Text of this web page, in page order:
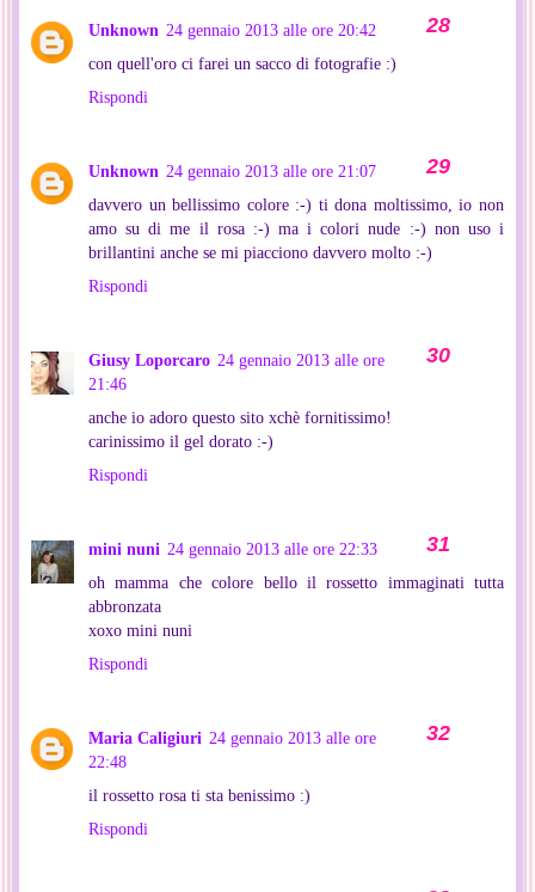
Unknown 24 gennaio 2013 alle ore 20:42
con quell'oro ci farei un sacco di fotografie :)
Rispondi
Unknown 24 gennaio 2013 alle ore 21:07
davvero un bellissimo colore :-) ti dona moltissimo, io non
amo su di me il rosa :-) ma i colori nude :-) non uso i
brillantini anche se mi piacciono davvero molto :-)
Rispondi
Giusy Loporcaro 24 gennaio 2013 alle ore
21:46
anche io adoro questo sito xchè fornitissimo!
carinissimo il gel dorato :-)
Rispondi
mini nuni 24 gennaio 2013 alle ore 22:33
oh mamma che colore bello il rossetto immaginati tutta
abbronzata
xoxo mini nuni
Rispondi
Maria Caligiuri 24 gennaio 2013 alle ore
22:48
il rossetto rosa ti sta benissimo :)
Rispondi